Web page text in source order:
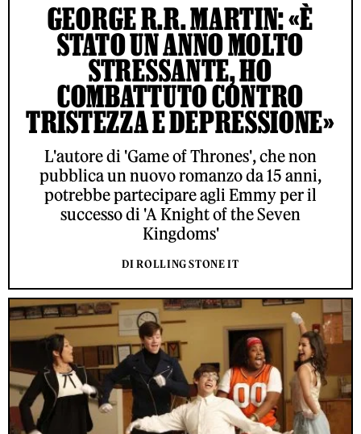
GEORGE R.R. MARTIN: «È
STATO UN ANNO MOLTO
STRESSANTE, HO
COMBATTUTO CONTRO
TRISTEZZA E DEPRESSIONE»
L'autore di 'Game of Thrones', che non
pubblica un nuovo romanzo da 15 anni,
potrebbe partecipare agli Emmy per il
successo di 'A Knight of the Seven
Kingdoms'
DI ROLLING STONE IT